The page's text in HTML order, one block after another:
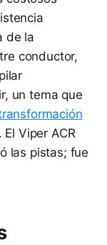
de la
conductor,
un tema que
. El Viper ACR
las pistas; fue